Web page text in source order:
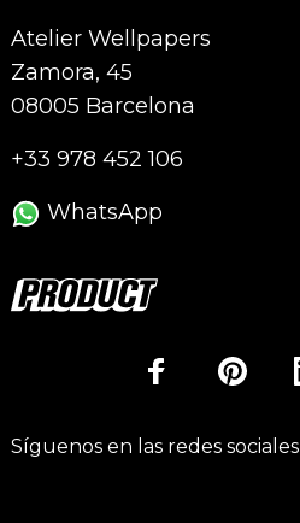
Atelier Wellpapers
Zamora, 45
08005 Barcelona
+33 978 452 106
WhatsApp
Síguenos en las redes sociales